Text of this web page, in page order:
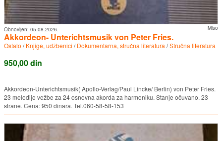
Miso
Obnovljen: 05.08.2026.
Akkordeon- Unterichtsmusik von Peter Fries.
Ostalo /Knjige, udžbenici /Dokumentarna, stručna literatura /Stručna literatura
950,00 din
Akkordeon-Unterichtsmusik( Apollo-Verlag/Paul Lincke/ Berlin) von Peter Fries.
23 melodije vežbe za 24 osnovna akorda za harmoniku. Stanje očuvano. 23
strane. Cena: 950 dinara. Tel.060-58-58-153